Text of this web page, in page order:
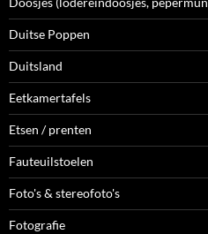
Duitse Poppen
Duitsland
Eetkamertafels
Etsen / prenten
Fauteuilstoelen
Foto's & stereofoto's
Fotografie